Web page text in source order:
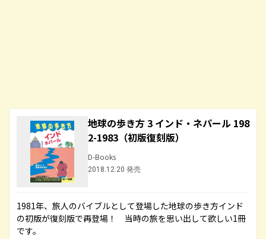
地球の歩き方 3 インド・ネパール 198
2-1983（初版復刻版）
D-Books
2018.12.20 発売
1981年、旅人のバイブルとして登場した地球の歩き方インド
の初版が復刻版で再登場！ 当時の旅を思い出して欲しい1冊
です。